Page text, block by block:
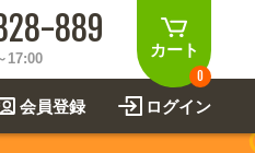
カート
0
889
17:00
ログイン
会員登録